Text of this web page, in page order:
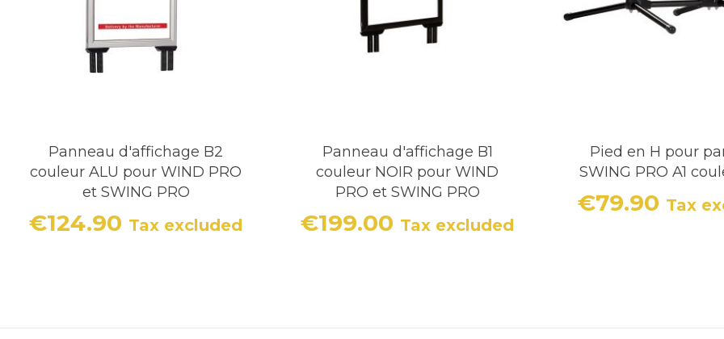
Panneau d'affichage B2
couleur ALU pour WIND PRO
et SWING PRO
Price
€124.90 Tax excluded
Panneau d'affichage B1
couleur NOIR pour WIND
PRO et SWING PRO
Price
€199.00 Tax excluded
Pied en H pour
SWING PRO A1
Price
€79.90 Tax